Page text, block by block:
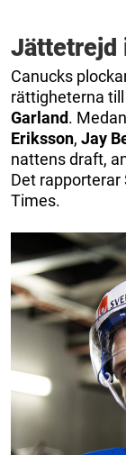
Jättetrejd
Canucks
rättigheterna
Garland.
Eriksson, Jay
nattens draft,
Det rapporterar
Times.